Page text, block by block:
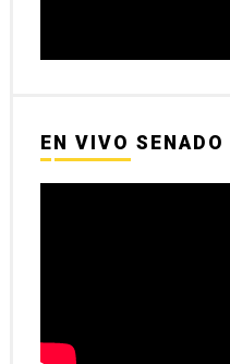
EN VIVO SENADO